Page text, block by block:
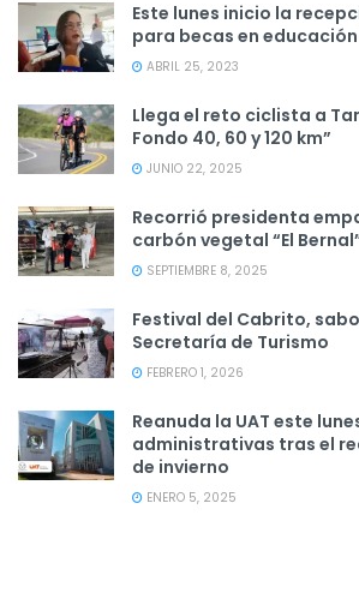
Este lunes inicio la
para becas en
ABRIL 25, 2023
Llega el reto ciclista a
Fondo 40, 60 y 120 km”
JUNIO 22, 2025
Recorrió presidenta
carbón vegetal “El
SEPTIEMBRE 8, 2025
Festival del Cabrito,
Secretaría de Turismo
FEBRERO 1, 2026
Reanuda la UAT este
administrativas tras el
de invierno
ENERO 5, 2025